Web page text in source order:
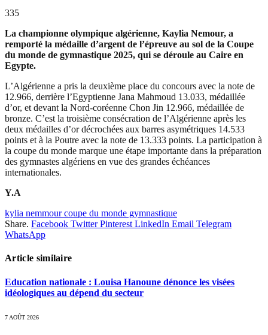
335
La championne olympique algérienne, Kaylia Nemour, a
remporté la médaille d’argent de l’épreuve au sol de la Coupe
du monde de gymnastique 2025, qui se déroule au Caire en
Egypte.
L’Algérienne a pris la deuxième place du concours avec la note de
12.966, derrière l’Egyptienne Jana Mahmoud 13.033, médaillée
d’or, et devant la Nord-coréenne Chon Jin 12.966, médaillée de
bronze. C’est la troisième consécration de l’Algérienne après les
deux médailles d’or décrochées aux barres asymétriques 14.533
points et à la Poutre avec la note de 13.333 points. La participation à
la coupe du monde marque une étape importante dans la préparation
des gymnastes algériens en vue des grandes échéances
internationales.
Y.A
kylia nemmour coupe du monde gymnastique
Share. Facebook Twitter Pinterest LinkedIn Email Telegram
WhatsApp
Article similaire
Education nationale : Louisa Hanoune dénonce les visées
idéologiques au dépend du secteur
7 AOÛT 2026